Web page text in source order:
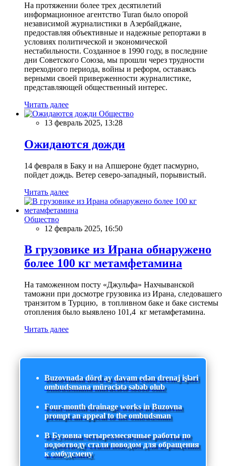
На протяжении более трех десятилетий
информационное агентство Turan было опорой
независимой журналистики в Азербайджане,
предоставляя объективные и надежные репортажи в
условиях политической и экономической
нестабильности. Созданное в 1990 году, в последние
дни Советского Союза, мы прошли через трудности
переходного периода, войны и реформ, оставаясь
верными своей приверженности журналистике,
представляющей общественный интерес.
Читать далее
Общество
13 февраль 2025, 13:28
Ожидаются дожди
14 февраля в Баку и на Апшероне будет пасмурно,
пойдет дождь. Ветер северо-западный, порывистый.
Читать далее
Общество
12 февраль 2025, 16:50
В грузовике из Ирана обнаружено
более 100 кг метамфетамина
На таможенном посту «Джульфа» Нахчыванской
таможни при досмотре грузовика из Ирана, следовашего
транзитом в Турцию, в топливном баке и баке системы
отопления было выявлено 101,4 кг метамфетамина.
Читать далее
Buzovnada dörd ay davam edən drenaj işləri
ombudsmana müraciətə səbəb olub
Four-month drainage works in Buzovna
prompt an appeal to the ombudsman
В Бузовна четырехмесячные работы по
водоотводу стали поводом для обращения
к омбудсмену